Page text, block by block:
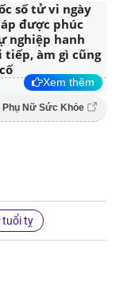
số tử vi ngày
được phúc
nghiệp hanh
àm gì cũng
Xem thêm
Phụ Nữ Sức Khỏe
tuổi tỵ